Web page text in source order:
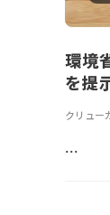
環境
を提
クリュー
...